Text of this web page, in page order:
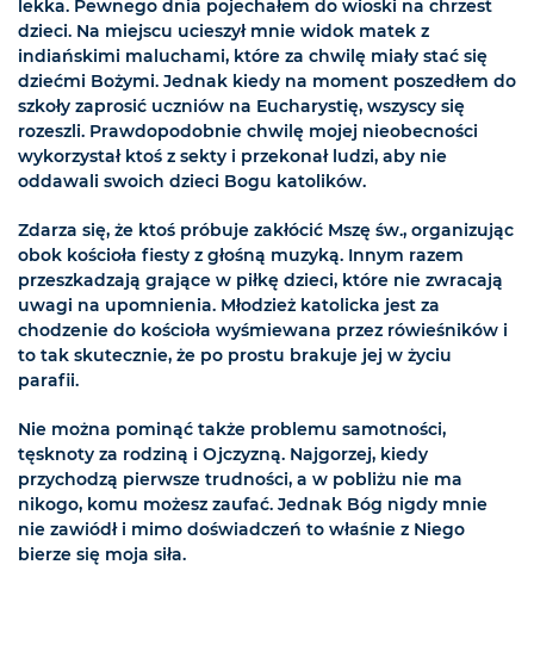
lekka. Pewnego dnia pojechałem do wioski na chrzest
dzieci. Na miejscu ucieszył mnie widok matek z
indiańskimi maluchami, które za chwilę miały stać się
dziećmi Bożymi. Jednak kiedy na moment poszedłem do
szkoły zaprosić uczniów na Eucharystię, wszyscy się
rozeszli. Prawdopodobnie chwilę mojej nieobecności
wykorzystał ktoś z sekty i przekonał ludzi, aby nie
oddawali swoich dzieci Bogu katolików.
Zdarza się, że ktoś próbuje zakłócić Mszę św., organizując
obok kościoła fiesty z głośną muzyką. Innym razem
przeszkadzają grające w piłkę dzieci, które nie zwracają
uwagi na upomnienia. Młodzież katolicka jest za
chodzenie do kościoła wyśmiewana przez rówieśników i
to tak skutecznie, że po prostu brakuje jej w życiu
parafii.
Nie można pominąć także problemu samotności,
tęsknoty za rodziną i Ojczyzną. Najgorzej, kiedy
przychodzą pierwsze trudności, a w pobliżu nie ma
nikogo, komu możesz zaufać. Jednak Bóg nigdy mnie
nie zawiódł i mimo doświadczeń to właśnie z Niego
bierze się moja siła.